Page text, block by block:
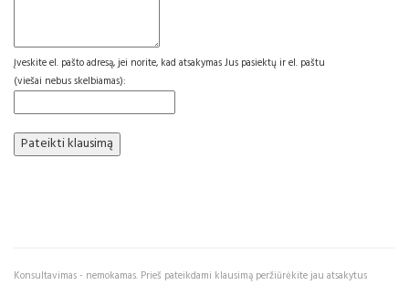
Įveskite el. pašto adresą, jei norite, kad atsakymas Jus pasiektų ir el. paštu
(viešai nebus skelbiamas):
Konsultavimas - nemokamas. Prieš pateikdami klausimą peržiūrėkite jau atsakytus